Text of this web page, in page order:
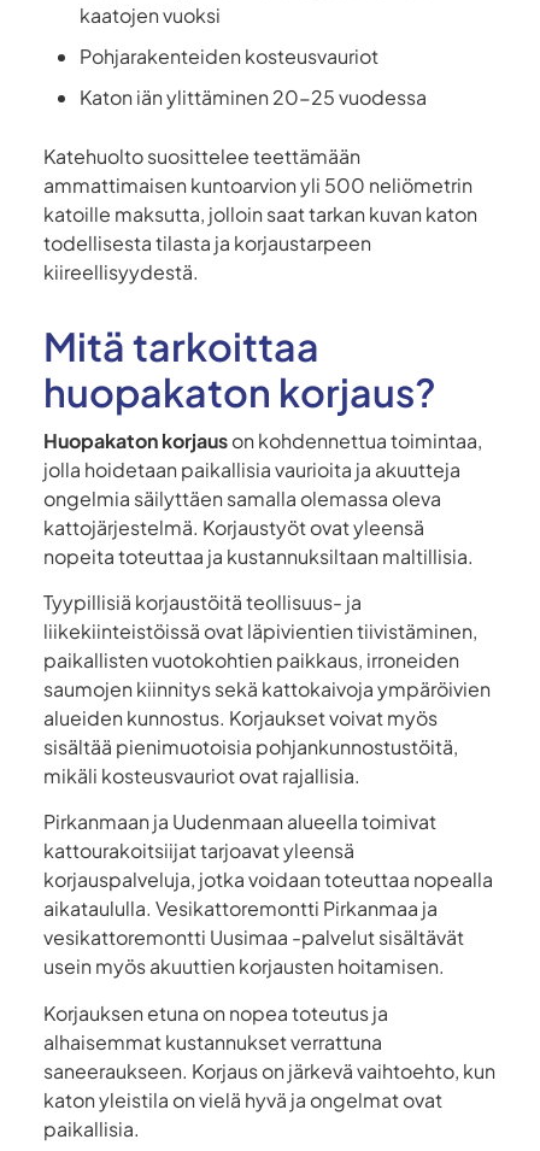
kaatojen vuoksi
Pohjarakenteiden kosteusvauriot
Katon iän ylittäminen 20-25 vuodessa
Katehuolto suosittelee teettämään
ammattimaisen kuntoarvion yli 500 neliömetrin
katoille maksutta, jolloin saat tarkan kuvan katon
todellisesta tilasta ja korjaustarpeen
kiireellisyydestä.
Mitä tarkoittaa
huopakaton korjaus?
Huopakaton korjauson kohdennettua toimintaa,
jolla hoidetaan paikallisia vaurioita ja akuutteja
ongelmia säilyttäen samalla olemassa oleva
kattojärjestelmä. Korjaustyöt ovat yleensä
nopeita toteuttaa ja kustannuksiltaan maltillisia.
Tyypillisiä korjaustöitä teollisuus- ja
liikekiinteistöissä ovat läpivientien tiivistäminen,
paikallisten vuotokohtien paikkaus, irroneiden
saumojen kiinnitys sekä kattokaivoja ympäröivien
alueiden kunnostus. Korjaukset voivat myös
sisältää pienimuotoisia pohjankunnostustöitä,
mikäli kosteusvauriot ovat rajallisia.
Pirkanmaan ja Uudenmaan alueella toimivat
kattourakoitsiijat tarjoavat yleensä
korjauspalveluja, jotka voidaan toteuttaa nopealla
aikataululla. Vesikattoremontti Pirkanmaa ja
vesikattoremontti Uusimaa -palvelut sisältävät
usein myös akuuttien korjausten hoitamisen.
Korjauksen etuna on nopea toteutus ja
alhaisemmat kustannukset verrattuna
saneeraukseen. Korjaus on järkevä vaihtoehto, kun
katon yleistila on vielä hyvä ja ongelmat ovat
paikallisia.